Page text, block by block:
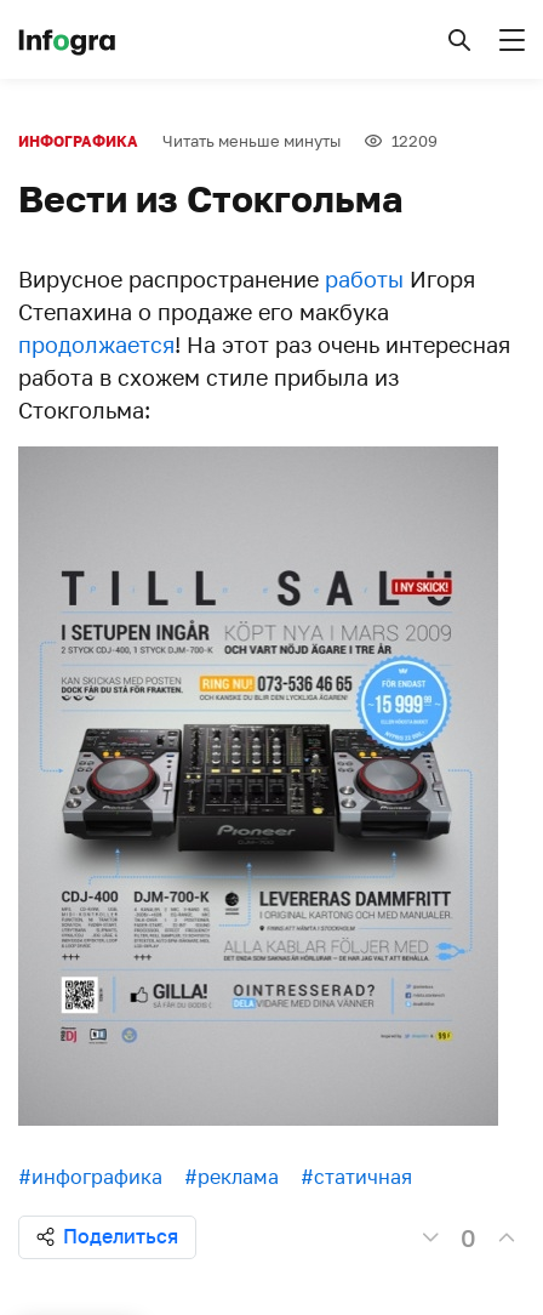
ИНФОГРАФИКА Читать меньше минуты 12209
Вести из Стокгольма
Вирусное распространение работы Игоря
Степахина о продаже его макбука
продолжается! На этот раз очень интересная
работа в схожем стиле прибыла из
Стокгольма:
#инфографика #реклама #статичная
Поделиться 0